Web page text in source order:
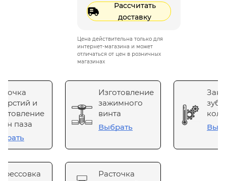
Рассчитать
доставку
Цена действительна только для
интернет-магазина и может
отличаться от цен в розничных
магазинах
и
паза
Изготовление
зажимного
винта
Выбрать
Расточка